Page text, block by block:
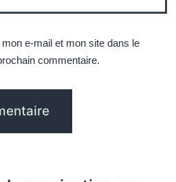
e-mail et mon site dans le
commentaire.